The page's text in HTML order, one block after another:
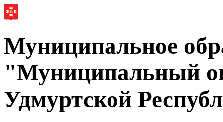
Муниципальное
"Муниципальный
Удмуртской